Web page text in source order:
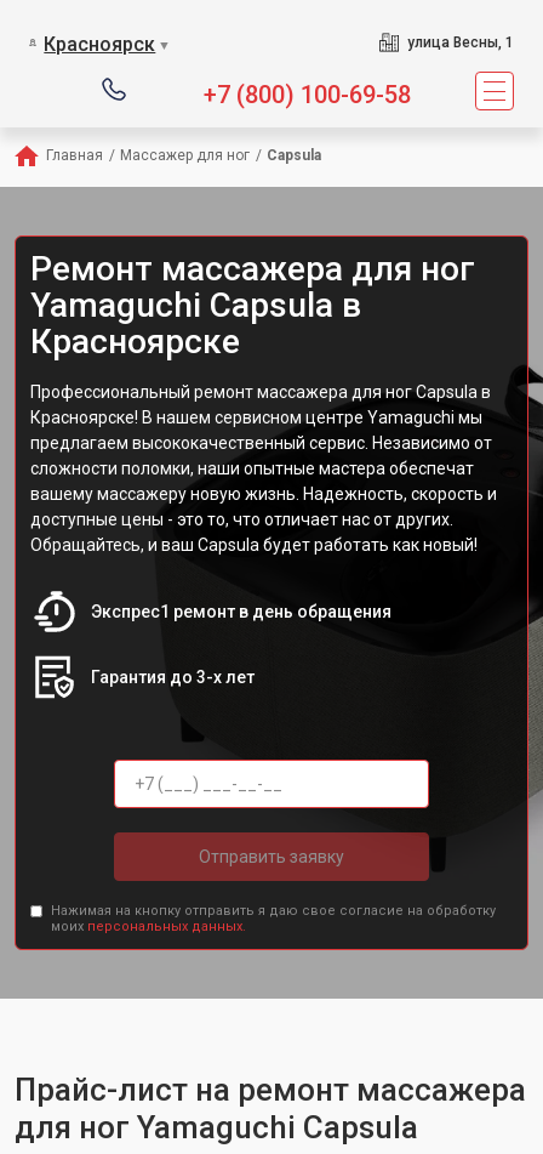
Красноярск ▼ улица Весны, 1
+7 (800) 100-69-58
Главная / Массажер для ног / Capsula
Ремонт массажера для ног
Yamaguchi Capsula в
Красноярске
Профессиональный ремонт массажера для ног Capsula в
Красноярске! В нашем сервисном центре Yamaguchi мы
предлагаем высококачественный сервис. Независимо от
сложности поломки, наши опытные мастера обеспечат
вашему массажеру новую жизнь. Надежность, скорость и
доступные цены - это то, что отличает нас от других.
Обращайтесь, и ваш Capsula будет работать как новый!
Экспрес1 ремонт в день обращения
Гарантия до 3-х лет
Отправить заявку
Нажимая на кнопку отправить я даю свое согласие на обработку
моих персональных данных.
Прайс-лист на ремонт массажера
для ног Yamaguchi Capsula